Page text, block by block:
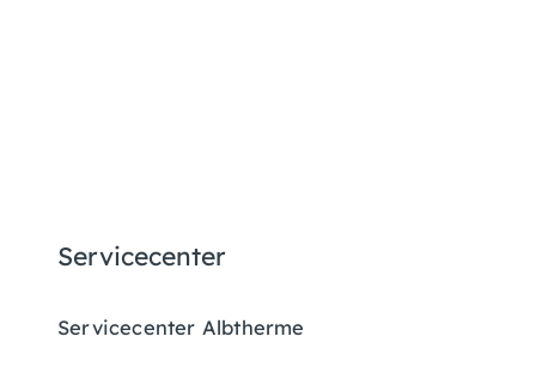
Servicecenter
Servicecenter Albtherme